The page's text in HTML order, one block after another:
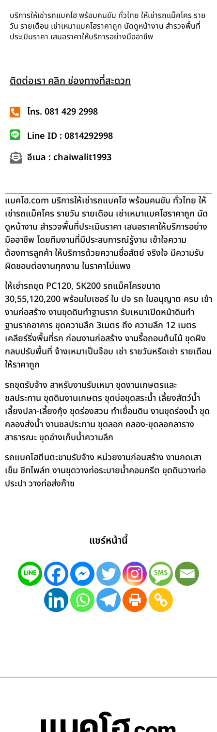
บริการให้เช่ารถแบคโฮ พร้อมคนขับ ทั่วไทย ให้เช่ารถแม็คโคร ราย
วัน รายเดือน เช่าเหมาแบคโฮราคาถูก นัดดูหน้างาน สำรวจพื้นที่
ประเมินราคา เสนอราคาให้บริการอย่างมืออาชีพ
ติดต่อเรา คลิก ช่องทางที่สะดวก
โทร. 081 429 2998
Line ID : 0814292998
อีเมล : chaiwalit1993
แบคโฮ.com บริการให้เช่ารถแบคโฮ พร้อมคนขับ ทั่วไทย ให้
เช่ารถแม็คโคร รายวัน รายเดือน เช่าเหมาแบคโฮราคาถูก นัด
ดูหน้างาน สำรวจพื้นที่ประเมินราคา เสนอราคาให้บริการอย่าง
มืออาชีพ โดยทีมงานที่มีประสบการณ์รู้งาน เข้าใจความ
ต้องการลูกค้า ให้บริการด้วยความซื่อสัตย์ จริงใจ มีความรับ
ผิดชอบต่องานทุกงาน ในราคาไม่แพง
ให้เช่ารถขุด PC120, SK200 รถแม็คโครขนาด
30,55,120,200 พร้อมใบเซอร์ ใบ ปจ รถ ใบอนุญาต ครบ เข้า
งานก่อสร้าง งานขุดดินทำฐานราก รับเหมาเปิดหน้าดินทำ
ฐานรากอาคาร ขุดความลึก 3เมตร ถึง ความลึก 12 เมตร
เคลียร์ริ่งพื้นที่รก ก่อนงานก่อสร้าง งานรื้อถอนต้นไม้ ขุดฝัง
กลบปรับพื้นที่ จ้างเหมาเป็นจ๊อบ เช่า รายวันหรือเช่า รายเดือน
ให้ราคาถูก
รถขุดรับจ้าง สาหรับงานรับเหมา ขุดงานเกษตรและ
ชลประทาน ขุดดินงานเกษตร ขุดบ่อขุดสระน้ำ เลี้ยงสัตว์น้ำ
เลี้ยงปลา-เลี้ยงกุ้ง ขุดร่องสวน ทำเขื่อนดิน งานขุดร่องน้ำ ขุด
คลองส่งน้ำ งานชลประทาน ขุดลอก คลอง-ขุดลอกลาราง
สาธารณะ ขุดอ่างเก็บน้ำความลึก
รถแบคโฮตีนตะขาบรับจ้าง หน่วยงานก่อนสร้าง งานกดเสา
เข็ม ชีทไพล์ท งานขุดวางท่อระบายน้ำคอนกรีต ขุดดินวางท่อ
ประปา วางท่อส่งก๊าซ
แชร์หน้านี้